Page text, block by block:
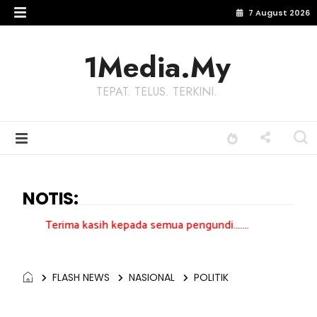
7 August 2026
1Media.My
TEPAT. TELUS. TERKINI.
NOTIS:
kasih kepada semua pengundi.......
FLASH NEWS NASIONAL POLITIK